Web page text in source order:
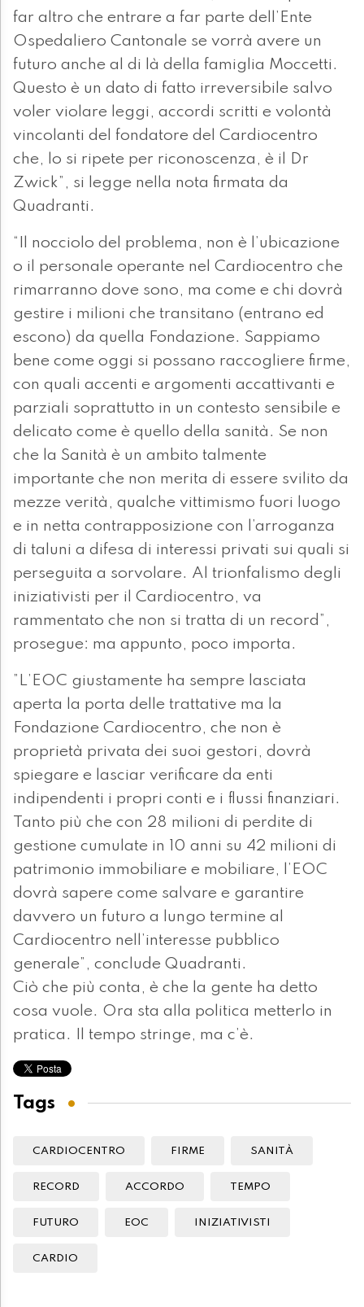
far altro che entrare a far parte dell’Ente
Ospedaliero Cantonale se vorrà avere un
futuro anche al di là della famiglia Moccetti.
Questo è un dato di fatto irreversibile salvo
voler violare leggi, accordi scritti e volontà
vincolanti del fondatore del Cardiocentro
che, lo si ripete per riconoscenza, è il Dr
Zwick”, si legge nella nota firmata da
Quadranti.
“Il nocciolo del problema, non è l’ubicazione
o il personale operante nel Cardiocentro che
rimarranno dove sono, ma come e chi dovrà
gestire i milioni che transitano (entrano ed
escono) da quella Fondazione. Sappiamo
bene come oggi si possano raccogliere firme,
con quali accenti e argomenti accattivanti e
parziali soprattutto in un contesto sensibile e
delicato come è quello della sanità. Se non
che la Sanità è un ambito talmente
importante che non merita di essere svilito da
mezze verità, qualche vittimismo fuori luogo
e in netta contrapposizione con l’arroganza
di taluni a difesa di interessi privati sui quali si
perseguita a sorvolare. Al trionfalismo degli
iniziativisti per il Cardiocentro, va
rammentato che non si tratta di un record”,
prosegue: ma appunto, poco importa.
”L’EOC giustamente ha sempre lasciata
aperta la porta delle trattative ma la
Fondazione Cardiocentro, che non è
proprietà privata dei suoi gestori, dovrà
spiegare e lasciar verificare da enti
indipendenti i propri conti e i flussi finanziari.
Tanto più che con 28 milioni di perdite di
gestione cumulate in 10 anni su 42 milioni di
patrimonio immobiliare e mobiliare, l’EOC
dovrà sapere come salvare e garantire
davvero un futuro a lungo termine al
Cardiocentro nell’interesse pubblico
generale”, conclude Quadranti.
Ciò che più conta, è che la gente ha detto
cosa vuole. Ora sta alla politica metterlo in
pratica. Il tempo stringe, ma c’è.
Tags
CARDIOCENTRO FIRME SANITÀ
RECORD ACCORDO TEMPO
FUTURO EOC INIZIATIVISTI
CARDIO